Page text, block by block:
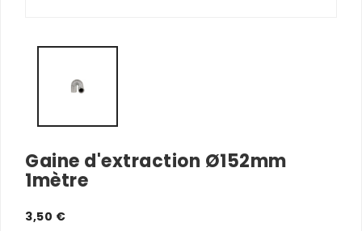
Gaine d'extraction Ø152mm
1mètre
3,50 €